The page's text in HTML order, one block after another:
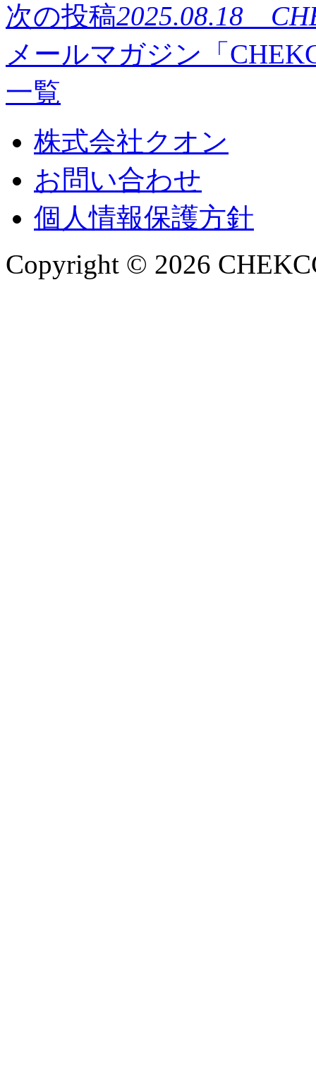
次の投稿2025.08.18
メールマガジン「
一覧
株式会社クオン
お問い合わせ
個人情報保護方針
Copyright © 2026